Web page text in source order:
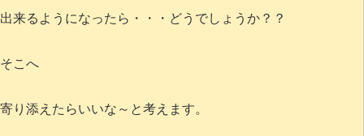
出来るようになったら・・・どうでしょうか？？
そこへ
寄り添えたらいいな～と考えます。